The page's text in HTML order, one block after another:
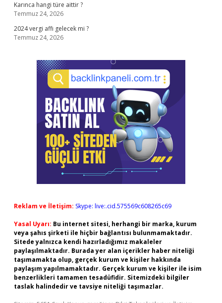
Karınca hangi türe aittir ?
Temmuz 24, 2026
2024 vergi affı gelecek mi ?
Temmuz 24, 2026
Reklam ve İletişim: Skype: live:.cid.575569c608265c69
Yasal Uyarı: Bu internet sitesi, herhangi bir marka, kurum
veya şahıs şirketi ile hiçbir bağlantısı bulunmamaktadır.
Sitede yalnızca kendi hazırladığımız makaleler
paylaşılmaktadır. Burada yer alan içerikler haber niteliği
taşımamakta olup, gerçek kurum ve kişiler hakkında
paylaşım yapılmamaktadır. Gerçek kurum ve kişiler ile isim
benzerlikleri tamamen tesadüfidir. Sitemizdeki bilgiler
taslak halindedir ve tavsiye niteliği taşımazlar.